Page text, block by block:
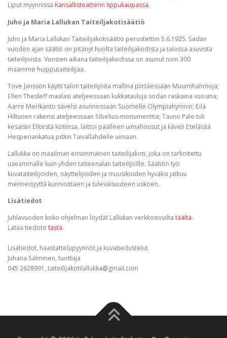
Liput myynnissä Kansallisteatterin lippukaupassa.
Juho ja Maria Lallukan Taiteiljakotisäätiö
Juho ja Maria Lallukan Taiteilijakotisäätiö perustettiin 5.6.1925. Sadan
vuoden ajan säätiö on pitänyt huolta taiteilijakodista ja talossa asuvista
taiteilijoista. Vuosien aikana taiteilijakodissa on asunut noin 300
maamme huipputaiteilijaa.
Tove Jansson käytti talon taiteilijoita mallina piirtäessään Muumihahmoja;
Ellen Thesleff maalasi ateljeessaan kukkatauluja sodan raskaina vuosina;
Aarre Merikanto sävelsi asunnossaan Suomelle Olympiahymnin; Eila
Hiltunen rakensi ateljeessaan Sibelius-monumenttia; Tauno Palo tuli
kesäisin Elitestä kotiinsa, laittoi päälleen uimahousut ja käveli Eteläistä
Hesperiankatua pitkin Taivallahdelle uimaan.
Lallukka on maailman ensimmäinen taiteilijakoti, joka on tarkoitettu
useammalle kuin yhden taiteenalan taiteilijoille. Säätiön työ
kuvataiteilijoiden, näyttelijöiden ja muusikoiden hyväksi jatkuu
menneisyyttä kunnioittaen ja tulevaisuuteen uskoen.
Lisätiedot
Juhlavuoden koko ohjelman löydät Lallukan verkkosivuilta täältä.
Lataa tiedote tästä.
Lisätiedot, haastattelupyynnöt ja kuvatiedustelut
Juhana Salminen, tuottaja
045 2628991, taiteilijakotilallukka@gmail.com